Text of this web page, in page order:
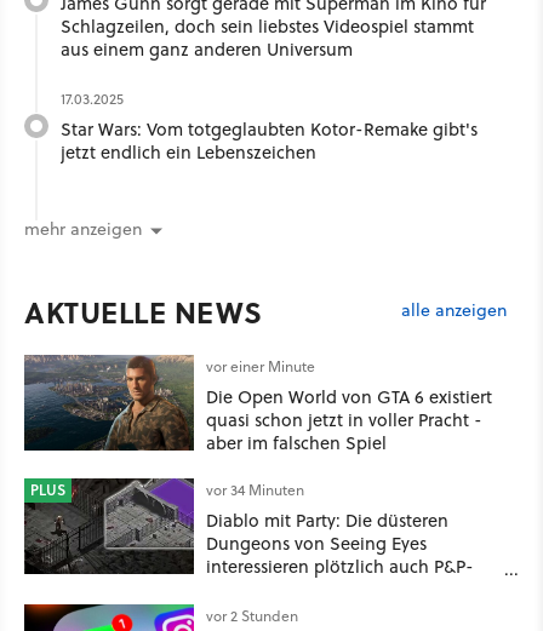
Schlagzeilen, doch sein liebstes Videospiel stammt
aus einem ganz anderen Universum
17.03.2025
Star Wars: Vom totgeglaubten Kotor-Remake gibt's
jetzt endlich ein Lebenszeichen
mehr anzeigen
AKTUELLE NEWS alle anzeigen
vor einer Minute
Die Open World von GTA 6 existiert
quasi schon jetzt in voller Pracht -
aber im falschen Spiel
PLUS vor 34 Minuten
Diablo mit Party: Die düsteren
Dungeons von Seeing Eyes
interessieren plötzlich auch P&P-
vor 2 Stunden